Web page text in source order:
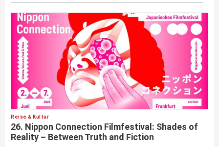
Reise & Kultur
26. Nippon Connection Filmfestival: Shades of
Reality – Between Truth and Fiction